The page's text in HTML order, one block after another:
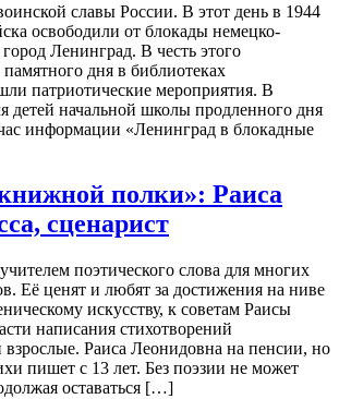
славы России. В этот день в 1944
освободили от блокады немецко-
Ленинград. В честь этого
дня в библиотеках
патриотические мероприятия. В
детей начальной школы продленного дня
информации «Ленинград в блокадные
полки»: Раиса
сценарист
поэтического слова для многих
Её ценят и любят за достижения на ниве
искусству, к советам Раисы
написания стихотворений
Раиса Леонидовна на пенсии, но
пишет с 13 лет. Без поэзии не может
оставаться […]